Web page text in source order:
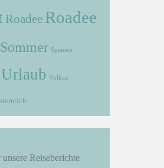
Roadee Roadee
Sommer Spanien
Urlaub Vulkan
Reiseberichte